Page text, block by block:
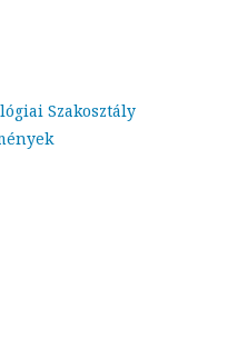
Szakosztály